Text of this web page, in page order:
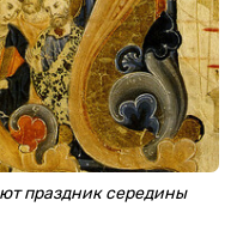
праздник середины